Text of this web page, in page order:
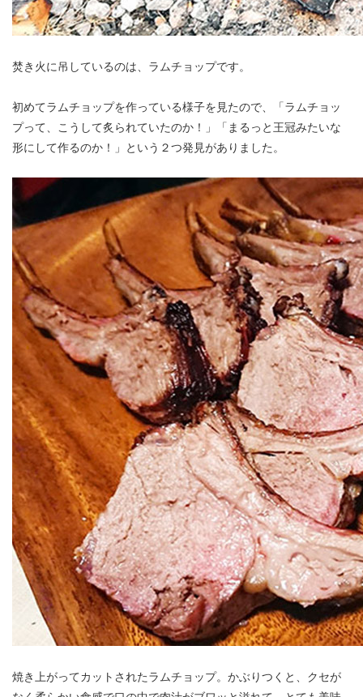
焚き火に吊しているのは、ラムチョップです。
初めてラムチョップを作っている様子を見たので、「ラムチョッ
プって、こうして炙られていたのか！」「まるっと王冠みたいな
形にして作るのか！」という２つ発見がありました。
焼き上がってカットされたラムチョップ。かぶりつくと、クセが